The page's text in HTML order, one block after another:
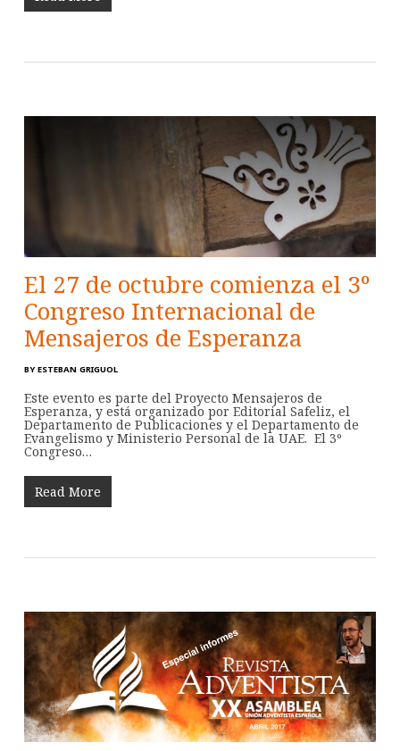
El 27 de octubre comienza el 3º
Congreso Internacional de
Mensajeros de Esperanza
BY ESTEBAN GRIGUOL
Este evento es parte del Proyecto Mensajeros de
Esperanza, y está organizado por Editorial Safeliz, el
Departamento de Publicaciones y el Departamento de
Evangelismo y Ministerio Personal de la UAE. El 3º
Congreso…
Read More